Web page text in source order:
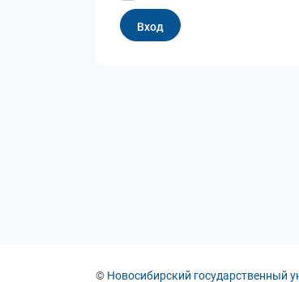
© Новосибирский государственный